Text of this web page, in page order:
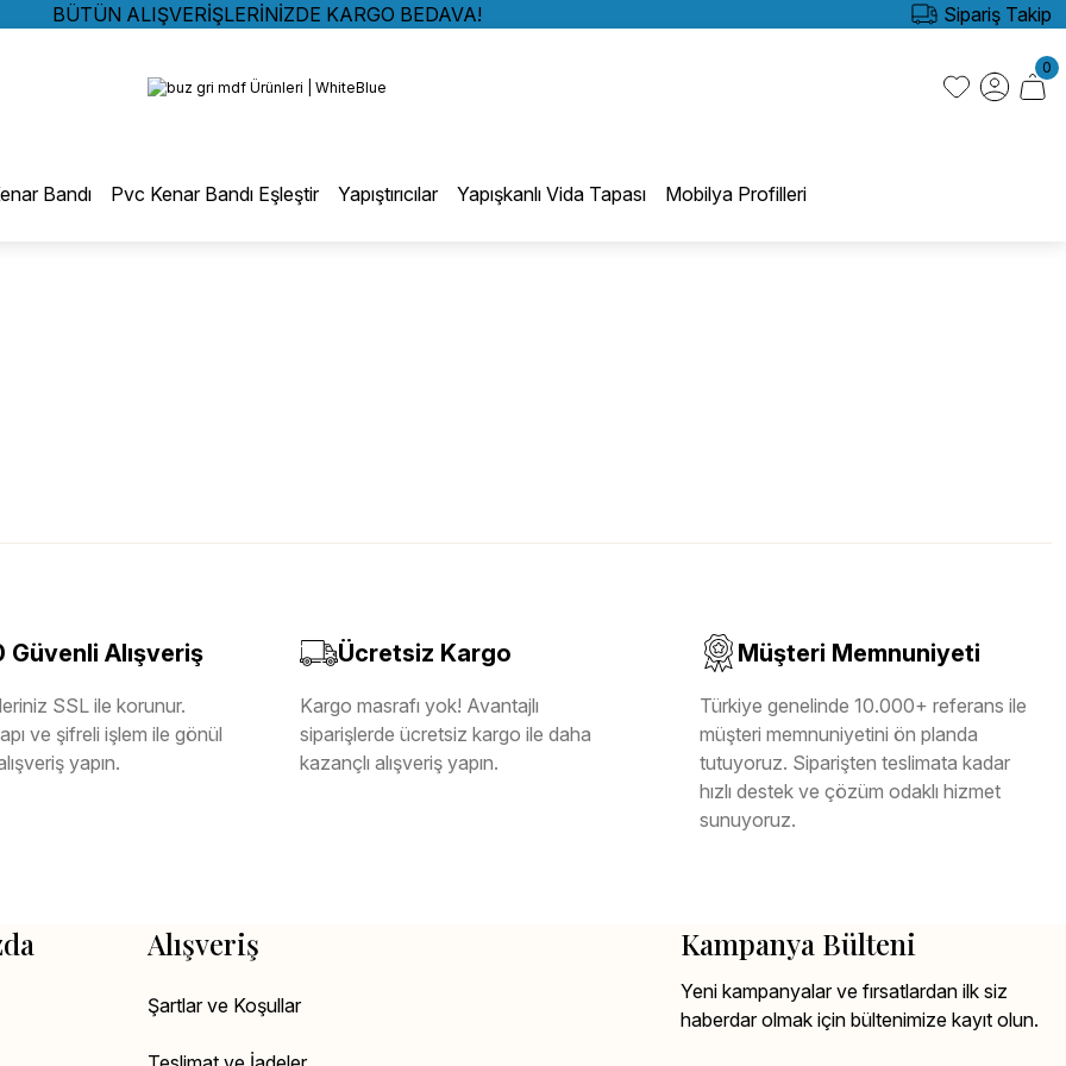
BÜTÜN ALIŞVERİŞLERİNİZDE KARGO BEDAVA!
KREDİ KARTINA 6 TAKSİT SEÇENEĞİ
BÜTÜN ALIŞVERİŞLERİNİZDE KARGO BEDAVA!
Sipariş Takip
0
Bandı Pvc Kenar Bandı Eşleştir Yapıştırıcılar Yapışkanlı Vida Tapası Mobilya Profilleri
Güvenli Alışveriş
SSL ile korunur.
ve şifreli işlem ile gönül
yapın.
Ücretsiz Kargo
Kargo masrafı yok! Avantajlı
siparişlerde ücretsiz kargo ile daha
kazançlı alışveriş yapın.
Müşteri Memnuniyeti
Türkiye genelinde 10.000+ referans ile
müşteri memnuniyetini ön planda
tutuyoruz. Siparişten teslimata kadar
hızlı destek ve çözüm odaklı hizmet
sunuyoruz.
Alışveriş
Şartlar ve Koşullar
Kampanya Bülteni
Yeni kampanyalar ve fırsatlardan ilk siz
haberdar olmak için bültenimize kayıt olun.